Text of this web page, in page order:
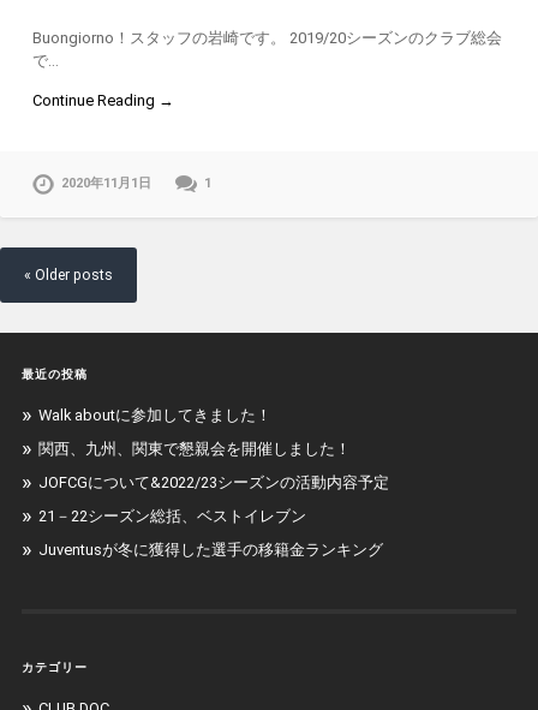
Buongiorno！スタッフの岩崎です。 2019/20シーズンのクラブ総会
で…
Continue Reading →
2020年11月1日 1
« Older posts
最近の投稿
Walk aboutに参加してきました！
関西、九州、関東で懇親会を開催しました！
JOFCGについて&2022/23シーズンの活動内容予定
21－22シーズン総括、ベストイレブン
Juventusが冬に獲得した選手の移籍金ランキング
カテゴリー